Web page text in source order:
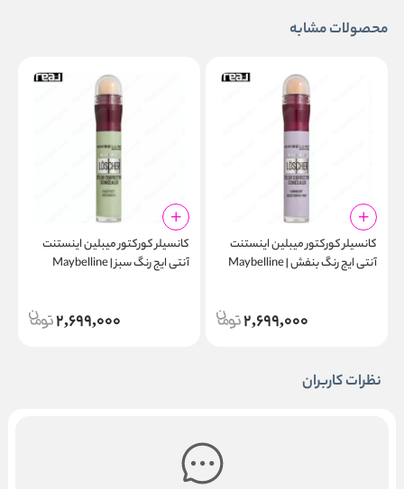
محصولات مشابه
کانسیلر کورکتور میبلین اینستنت
آنتی ایج رنگ بنفش | Maybelline
2,699,000
کانسیلر کورکتور میبلین اینستنت
آنتی ایج رنگ سبز | Maybelline
2,699,000
نظرات کاربران